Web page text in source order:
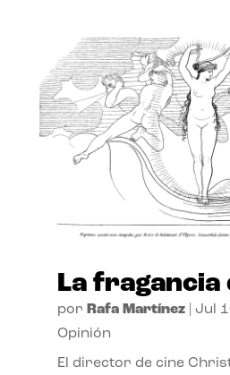
La fragancia
por Rafa Martínez| Jul
Opinión
El director de cine